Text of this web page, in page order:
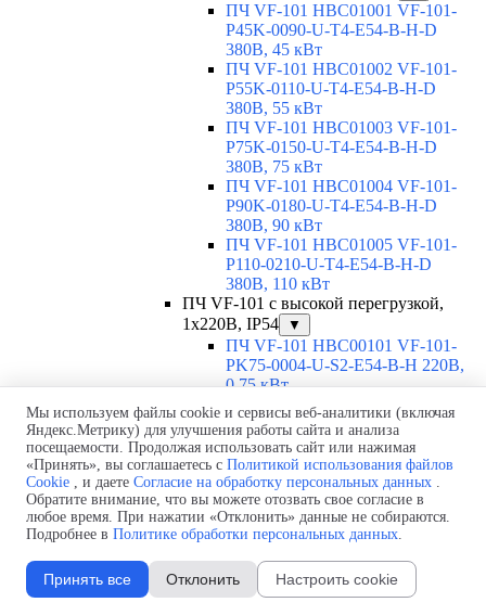
ПЧ VF-101 HBC01001 VF-101-
P45K-0090-U-T4-E54-B-H-D
380В, 45 кВт
ПЧ VF-101 HBC01002 VF-101-
P55K-0110-U-T4-E54-B-H-D
380В, 55 кВт
ПЧ VF-101 HBC01003 VF-101-
P75K-0150-U-T4-E54-B-H-D
380В, 75 кВт
ПЧ VF-101 HBC01004 VF-101-
P90K-0180-U-T4-E54-B-H-D
380В, 90 кВт
ПЧ VF-101 HBC01005 VF-101-
P110-0210-U-T4-E54-B-H-D
380В, 110 кВт
ПЧ VF-101 с высокой перегрузкой,
1х220В, IP54
▼
ПЧ VF-101 HBC00101 VF-101-
PK75-0004-U-S2-E54-B-H 220В,
0,75 кВт
ПЧ VF-101 HBC00102 VF-101-
P1K5-0007-U-S2-E54-B-H 220В,
1,5 кВт
ПЧ VF-101 HBC00103 VF-101-
P2K2-0010-U-S2-E54-B-H 220В,
2,2 кВт
ПЧ VF-101 HBC00104 VF-101-
P4K0-0016-U-S2-E54-B-H 220В, 4
кВт
ПЧ VF-101 HBC00105 VF-101-
P5K5-0020-U-S2-E54-B-H 220В,
Мы используем файлы cookie и сервисы веб-аналитики (включая
Яндекс.Метрику) для улучшения работы сайта и анализа
посещаемости. Продолжая использовать сайт или нажимая
«Принять», вы соглашаетесь с Политикой использования файлов
Cookie , и даете Согласие на обработку персональных данных .
Обратите внимание, что вы можете отозвать свое согласие в
любое время. При нажатии «Отклонить» данные не собираются.
Подробнее в Политике обработки персональных данных.
Принять все Отклонить Настроить cookie